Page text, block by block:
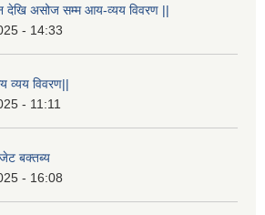
असोज सम्म आय-व्यय विवरण ||
- 14:33
विवरण||
- 11:11
बक्तब्य
- 16:08